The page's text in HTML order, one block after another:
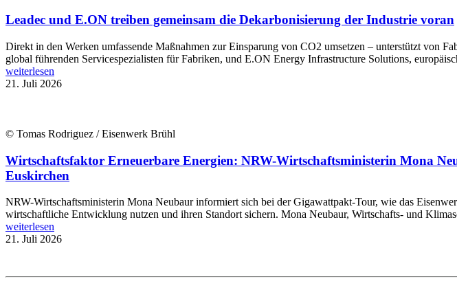
Leadec und E.ON treiben gemeinsam die Dekarbonisierung der Industrie voran
Direkt in den Werken umfassende Maßnahmen zur Einsparung von CO2 umsetzen – unterstützt von
global führenden Servicespezialisten für Fabriken, und E.ON Energy Infrastructure Solutions,
weiterlesen
21. Juli 2026
© Tomas Rodriguez / Eisenwerk Brühl
Wirtschaftsfaktor Erneuerbare Energien: NRW-Wirtschaftsministerin Mona
Euskirchen
NRW-Wirtschaftsministerin Mona Neubaur informiert sich bei der Gigawattpakt-Tour, wie das
wirtschaftliche Entwicklung nutzen und ihren Standort sichern. Mona Neubaur, Wirtschafts- und
weiterlesen
21. Juli 2026